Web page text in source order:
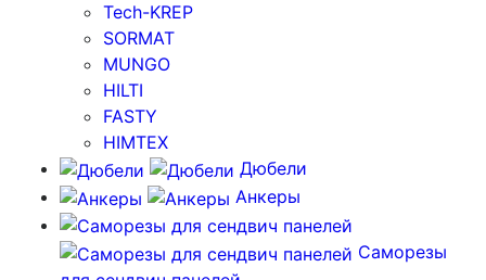
Tech-KREP
SORMAT
MUNGO
HILTI
FASTY
HIMTEX
Дюбели
Анкеры
Саморезы